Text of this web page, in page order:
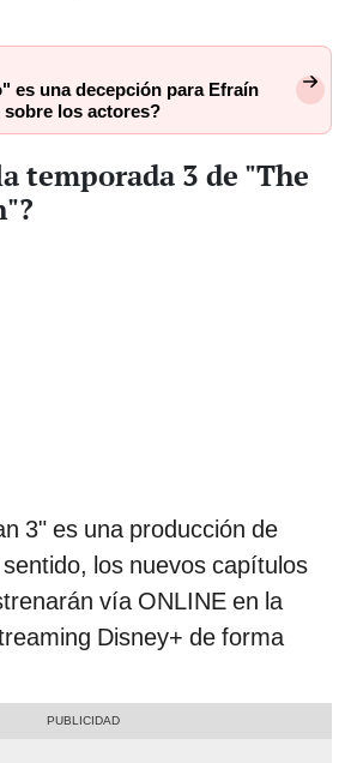
es una decepción para Efraín
los actores?
temporada 3 de "The
3" es una producción de
los nuevos capítulos
vía ONLINE en la
Disney+ de forma